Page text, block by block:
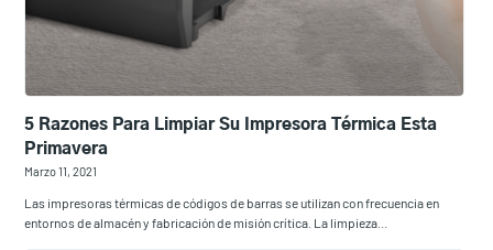
5 Razones Para Limpiar Su Impresora Térmica Esta
Primavera
Marzo 11, 2021
Las impresoras térmicas de códigos de barras se utilizan con frecuencia en
entornos de almacén y fabricación de misión crítica. La limpieza...